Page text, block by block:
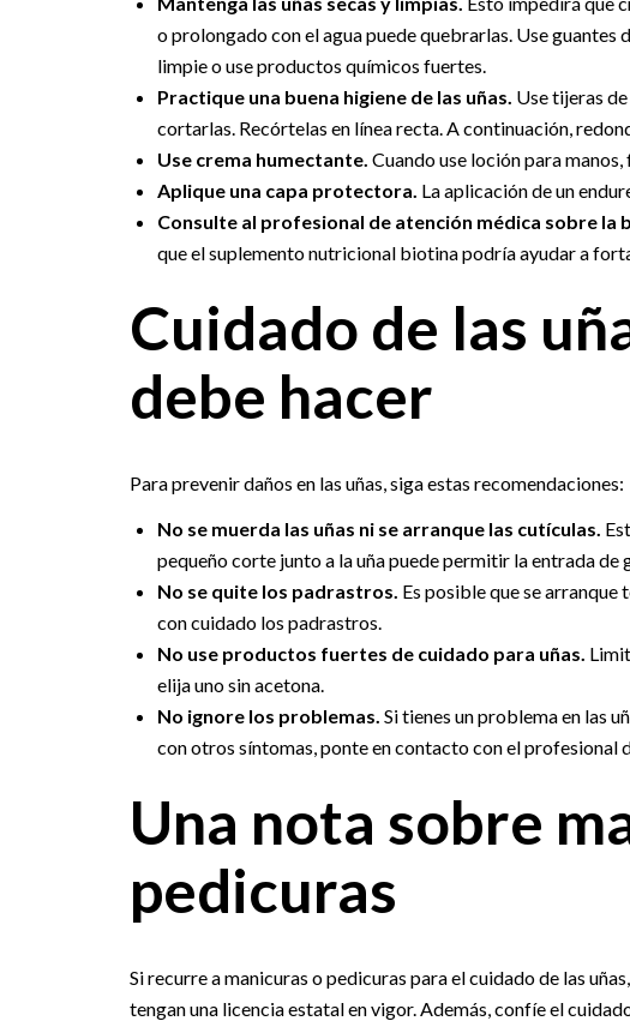
o prolongado con el agua puede quebrarlas. Use
limpie o use productos químicos fuertes.
Practique una buena higiene de las uñas. Use tijeras
cortarlas. Recórtelas en línea recta. A continuación,
Use crema humectante. Cuando use loción para
Aplique una capa protectora. La aplicación de un
Consulte al profesional de atención médica sobre la
que el suplemento nutricional biotina podría ayudar a
Cuidado de las
debe hacer
Para prevenir daños en las uñas, siga estas recomendaciones:
No se muerda las uñas ni se arranque las cutículas.
pequeño corte junto a la uña puede permitir la entrada de
No se quite los padrastros. Es posible que se
con cuidado los padrastros.
No use productos fuertes de cuidado para uñas.
elija uno sin acetona.
No ignore los problemas. Si tienes un problema en las
con otros síntomas, ponte en contacto con el profesional
Una nota sobre
pedicuras
Si recurre a manicuras o pedicuras para el cuidado de las
tengan una licencia estatal en vigor. Además, confíe el